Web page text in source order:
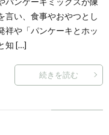
言い、食事やおやつとし
祥や「パンケーキとホッ
知 […]
続きを読む